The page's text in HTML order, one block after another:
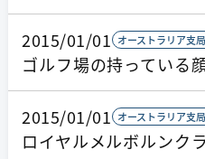
2015/01/01 オーストラリア支
ゴルフ場の持っている
2015/01/01 オーストラリア支
ロイヤルメルボルンク